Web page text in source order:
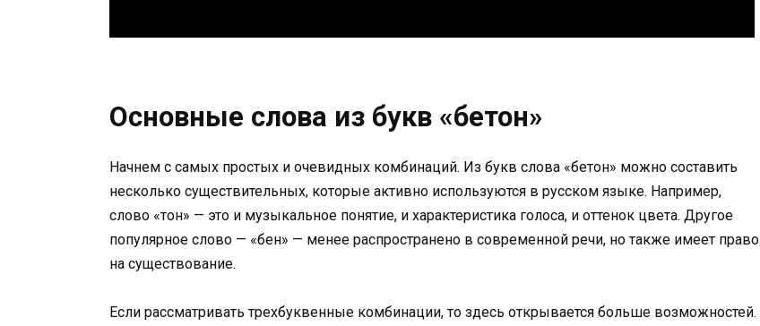
Основные слова из букв «бетон»
Начнем с самых простых и очевидных комбинаций. Из букв слова «бетон» можно составить
несколько существительных, которые активно используются в русском языке. Например,
слово «тон» — это и музыкальное понятие, и характеристика голоса, и оттенок цвета. Другое
популярное слово — «бен» — менее распространено в современной речи, но также имеет право
на существование.
Если рассматривать трехбуквенные комбинации, то здесь открывается больше возможностей.